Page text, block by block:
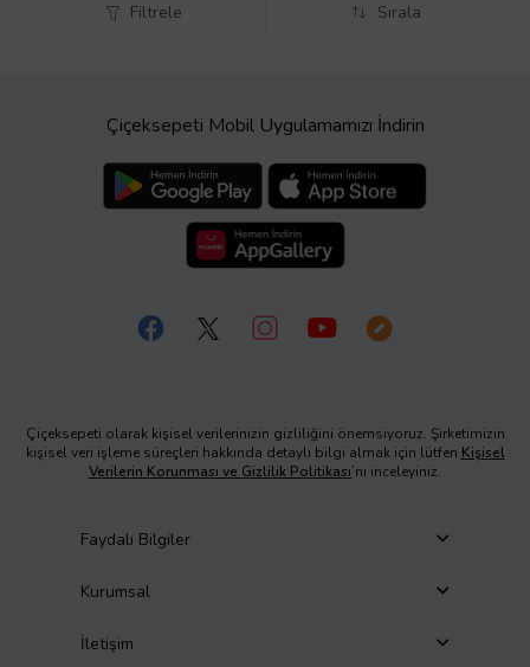
Filtrele Sırala
Çiçeksepeti Mobil Uygulamamızı İndirin
Çiçeksepeti olarak kişisel verilerinizin gizliliğini önemsiyoruz. Şirketimizin
kişisel veri işleme süreçleri hakkında detaylı bilgi almak için lütfen Kişisel
Verilerin Korunması ve Gizlilik Politikası’nı inceleyiniz.
Faydalı Bilgiler
Kurumsal
İletişim